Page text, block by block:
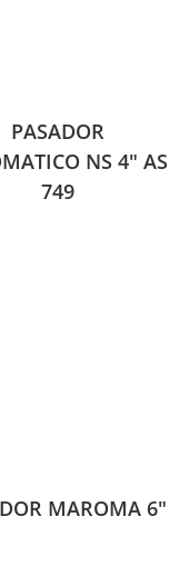
PASADOR
NS 4″ AS
749
MAROMA 6″